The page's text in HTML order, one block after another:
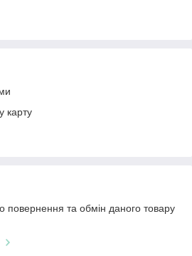
карту
та обмін даного товару